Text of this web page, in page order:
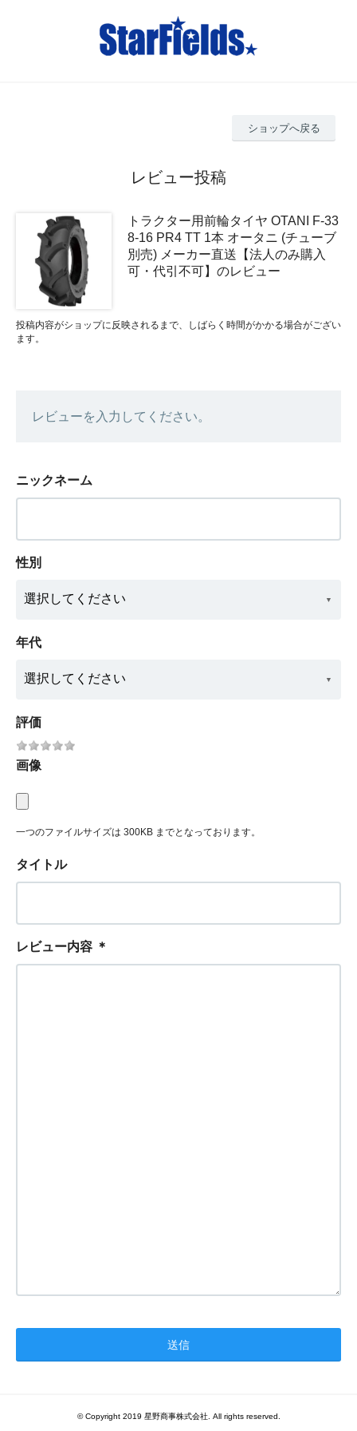
ショップへ戻る
レビュー投稿
トラクター用前輪タイヤ OTANI F-33
8-16 PR4 TT 1本 オータニ (チューブ
別売) メーカー直送【法人のみ購入
可・代引不可】のレビュー
投稿内容がショップに反映されるまで、しばらく時間がかかる場合がござい
ます。
レビューを入力してください。
ニックネーム
性別
年代
評価
画像
一つのファイルサイズは 300KB までとなっております。
タイトル
レビュー内容 ＊
© Copyright 2019 星野商事株式会社. All rights reserved.